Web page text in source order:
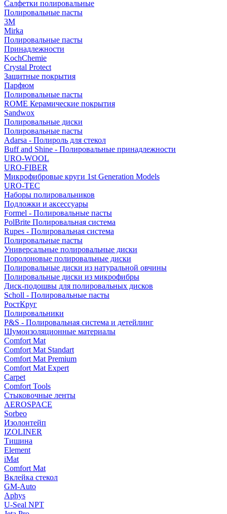
Салфетки полировальные
Полировальные пасты
3М
Mirka
Полировальные пасты
Принадлежности
KochChemie
Crystal Protect
Защитные покрытия
Парфюм
Полировальные пасты
ROME Керамические покрытия
Sandwox
Полировальные диски
Полировальные пасты
Adarsa - Полироль для стекол
Buff and Shine - Полировальные принадлежности
URO-WOOL
URO-FIBER
Микрофибровые круги 1st Generation Models
URO-TEC
Наборы полировальников
Подложки и аксессуары
Formel - Полировальные пасты
PolBrite Полировальная система
Rupes - Полировальная система
Полировальные пасты
Универсальные полировальные диски
Поролоновые полировальные диски
Полировальные диски из натуральной овчины
Полировальные диски из микрофибры
Диск-подошвы для полировальных дисков
Scholl - Полировальные пасты
РостКруг
Полировальники
P&S - Полировальная система и детейлинг
Шумоизоляционные материалы
Comfort Mat
Comfort Mat Standart
Comfort Mat Premium
Comfort Mat Expert
Carpet
Comfort Tools
Стыковочные ленты
AEROSPACE
Sorbeo
Изолонтейп
IZOLINER
Тишина
Element
iMat
Comfort Mat
Вклейка стекол
GM-Auto
Aphys
U-Seal NPT